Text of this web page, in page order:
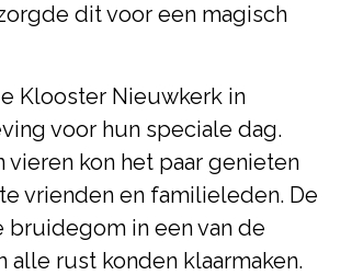
dit voor een magisch
Klooster Nieuwkerk in
voor hun speciale dag.
kon het paar genieten
vrienden en familieleden. De
in een van de
alle rust konden klaarmaken.